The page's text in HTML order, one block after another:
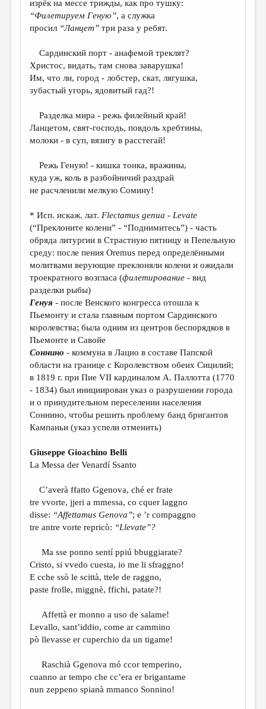
ДЕТСКАЯ КОМНАТА
КНИЖНАЯ ПОЛКА
СТРАНИЦЫ ПАМЯТИ
ОБЪЯВЛЕНИЯ
КОЛОНКА РЕДАКТОРА
РЕДКОЛЛЕГИЯ
МАЛАЯ ПРОЗА
ЭССЕИСТИКА
ЛИТЕРАТУРОВЕДЕНИЕ
КУЛЬТУРОВЕДЕНИЕ
ПУБЛИЦИСТИКА
РЕЦЕНЗИРОВАНИЕ
ЦИКЛЫ ПУБЛИКАЦИЙ
ТРЕДИАКОВСКИЙ
МЕДИА
ВКОНТАКТЕ
изрёк на мессе трижды, как про тушку:
“Филетируем Геную”, а служка
просил “Ланцет” три раза у ребят.
Сардинский порт - анафемой треклят?
Христос, видать, там снова заварушка!
Им, что ли, город - лобстер, скат, лягушка,
зубастый угорь, ядовитый гад?!
Разделка мира - режь филейный край!
Ланцетом, свят-господь, повдоль хребтины,
молоки - в суп, вязигу в расстегай!
Режь Геную! - кишка тонка, вражины,
куда уж, коль в разбойничий раздрай
не расчленили мелкую Сомину!
* Исп. искаж. лат. Flectamus genua - Levate
(“Преклоните колени” - “Поднимитесь”) - часть
обряда литургии в Страстную пятницу и Пепельную
среду: после пения Oremus перед определёнными
молитвами верующие преклоняли колени и ожидали
троекратного возгласа (филетирование - вид
разделки рыбы)
Генуя - после Венского конгресса отошла к
Пьемонту и стала главным портом Сардинского
королевства; была одним из центров беспорядков в
Пьемонте и Савойе
Соннино - коммуна в Лацио в составе Папской
области на границе с Королевством обеих Сицилий;
в 1819 г. при Пие VII кардиналом А. Паллотта (1770
- 1834) был инициирован указ о разрушении города
и о принудительном переселении населения
Соннино, чтобы решить проблему банд бригантов
Кампаньи (указ успели отменить)
Giuseppe Gioachino Belli
La Messa der Venardí Ssanto
C’averà ffatto Ggenova, ché er frate
tre vvorte, jjeri a mmessa, co cquer laggno
disse: “Affettamus Genova”; e ’r compaggno
tre antre vorte repricò: “Llevate”?
Ma sse ponno sentí ppiú bbuggiarate?
Cristo, si vvedo cuesta, io me li sfraggno!
E cche ssò le scittà, ttele de raggno,
paste frolle, miggnè, ffichi, patate?!
Affettà er monno a uso de salame!
Levallo, sant’iddio, come ar cammino
pò llevasse er cuperchio da un tigame!
Raschià Ggenova mó ccor temperino,
cuanno ar tempo che cc’era er brigantame
nun zeppeno spianà mmanco Sonnino!